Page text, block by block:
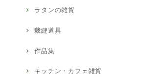
ラタンの雑貨
裁縫道具
作品集
キッチン・カフェ雑貨